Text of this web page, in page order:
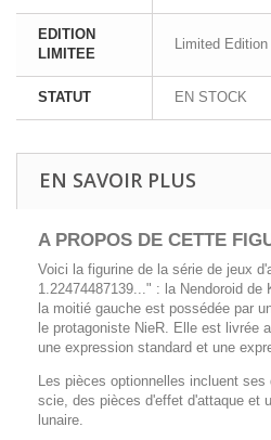
EDITION
LIMITEE
Limited Edition
STATUT EN STOCK
EN SAVOIR PLUS
A PROPOS DE CETTE
Voici la figurine de la série de jeux
1.22474487139..." : la Nendoroid de
la moitié gauche est possédée par
le protagoniste NieR. Elle est livrée
une expression standard et une
Les pièces optionnelles incluent
scie, des pièces d'effet d'attaque et
lunaire.